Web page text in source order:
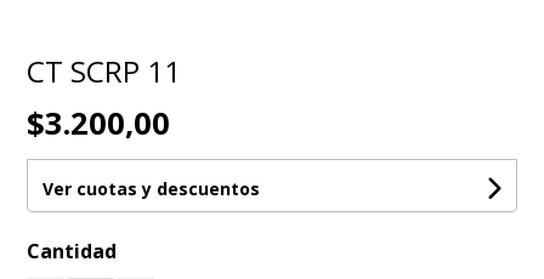
CT SCRP 11
$3.200,00
Ver cuotas y descuentos
Cantidad